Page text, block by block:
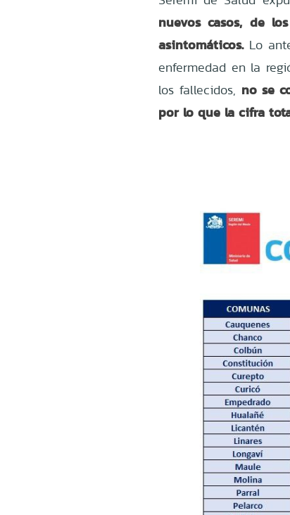
nuevos casos, de
asintomáticos.Lo
enfermedad en la
los fallecidos, no se
por lo que la cifra